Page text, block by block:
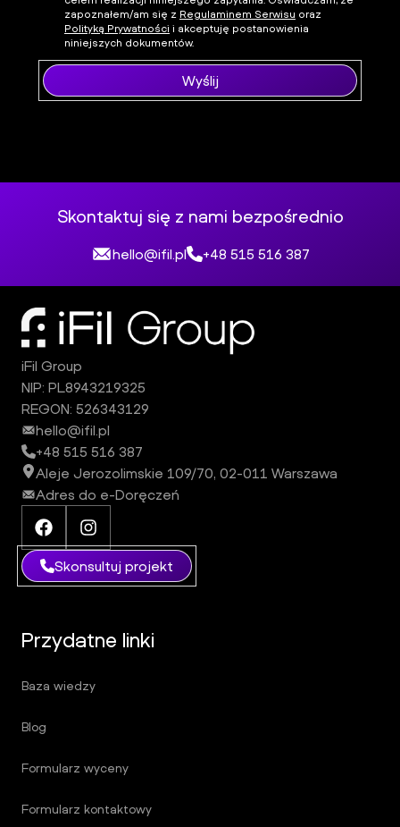
zapoznałem/am się z Regulaminem Serwisu oraz
Polityką Prywatności i akceptuję postanowienia
niniejszych dokumentów.
Wyślij
Skontaktuj się z nami bezpośrednio
hello@ifil.pl +48 515 516 387
iFil Group
NIP: PL8943219325
REGON: 526343129
hello@ifil.pl
+48 515 516 387
Aleje Jerozolimskie 109/70, 02-011 Warszawa
Adres do e-Doręczeń
Facebook iFil Group
Skonsultuj projekt
Przydatne linki
Baza wiedzy
Blog
Formularz wyceny
Formularz kontaktowy